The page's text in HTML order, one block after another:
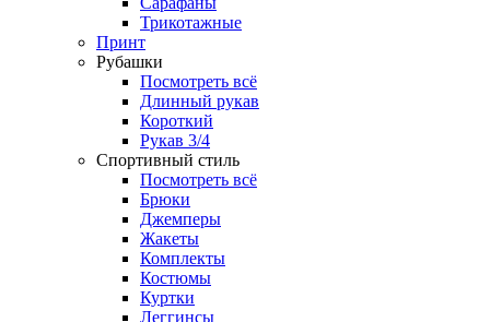
Трикотажные
Принт
Рубашки
Посмотреть всё
Длинный рукав
Короткий
Рукав 3/4
Спортивный стиль
Посмотреть всё
Брюки
Джемперы
Жакеты
Комплекты
Костюмы
Куртки
Леггинсы